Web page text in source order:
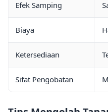
Efek Samping
Biaya
Ketersediaan
Sifat Pengobatan